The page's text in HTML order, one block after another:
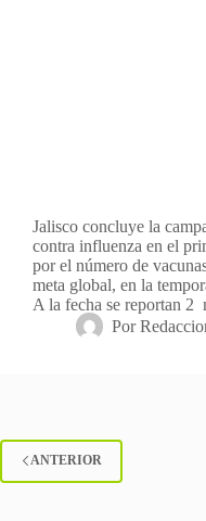
Jalisco concluye la
contra influenza en el
por el número de
meta global, en la
A la fecha se reportan
Por
ANTERIOR